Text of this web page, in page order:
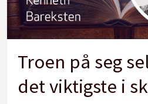
Troen på seg
det viktigste i